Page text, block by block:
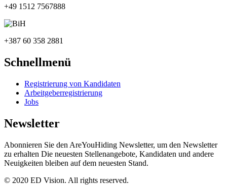
+49 1512 7567888
+387 60 358 2881
Schnellmenü
Registrierung von Kandidaten
Arbeitgeberregistrierung
Jobs
Newsletter
Abonnieren Sie den AreYouHiding Newsletter, um den Newsletter
zu erhalten Die neuesten Stellenangebote, Kandidaten und andere
Neuigkeiten bleiben auf dem neuesten Stand.
© 2020 ED Vision. All rights reserved.